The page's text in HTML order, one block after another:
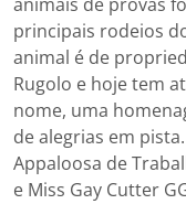
principais rodeios
animal é de
Rugolo e hoje tem
nome, uma
de alegrias em
Appaloosa de
e Miss Gay Cutter